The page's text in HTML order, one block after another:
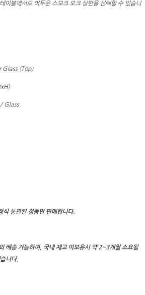
이블에서도 어두운 스모크 오크 상판을 선택할 수 있습니
(Top)
Glass
식 통관된 정품만 판매합니다.
배송 가능하며, 국내 재고 미보유시 약 2~3개월 소요될
니다.